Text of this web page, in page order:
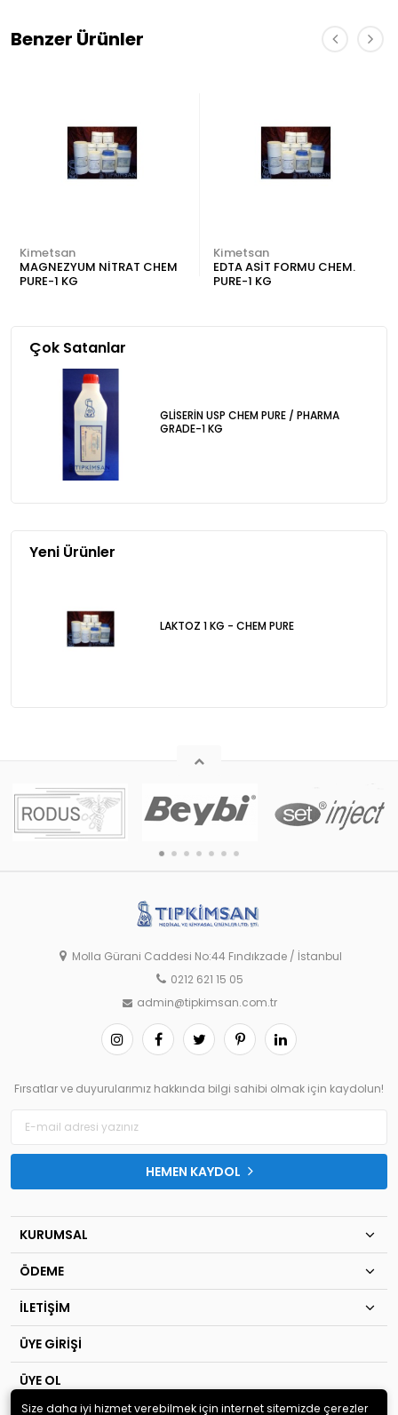
Benzer Ürünler
Kimetsan
MAGNEZYUM NİTRAT CHEM
PURE-1 KG
Kimetsan
EDTA ASİT FORMU CHEM.
PURE-1 KG
Çok Satanlar
GLİSERİN USP CHEM PURE / PHARMA
GRADE-1 KG
Yeni Ürünler
LAKTOZ 1 KG - CHEM PURE
Molla Gürani Caddesi No:44 Fındıkzade / İstanbul
0212 621 15 05
admin@tipkimsan.com.tr
Fırsatlar ve duyurularımız hakkında bilgi sahibi olmak için kaydolun!
HEMEN KAYDOL
KURUMSAL
ÖDEME
İLETİŞİM
ÜYE GİRİŞİ
ÜYE OL
Size daha iyi hizmet verebilmek için internet sitemizde çerezler